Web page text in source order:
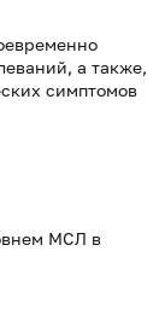
а также,
симптомов
МСЛ в